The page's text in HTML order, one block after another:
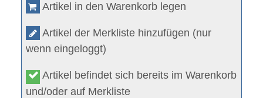
Artikel in den Warenkorb legen
Artikel der Merkliste hinzufügen (nur
wenn eingeloggt)
Artikel befindet sich bereits im Warenkorb
und/oder auf Merkliste